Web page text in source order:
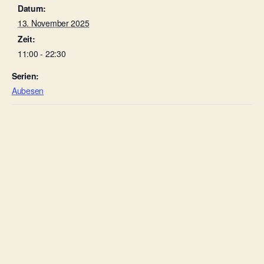
Datum:
13. November 2025
Zeit:
11:00 - 22:30
Serien:
Aubesen